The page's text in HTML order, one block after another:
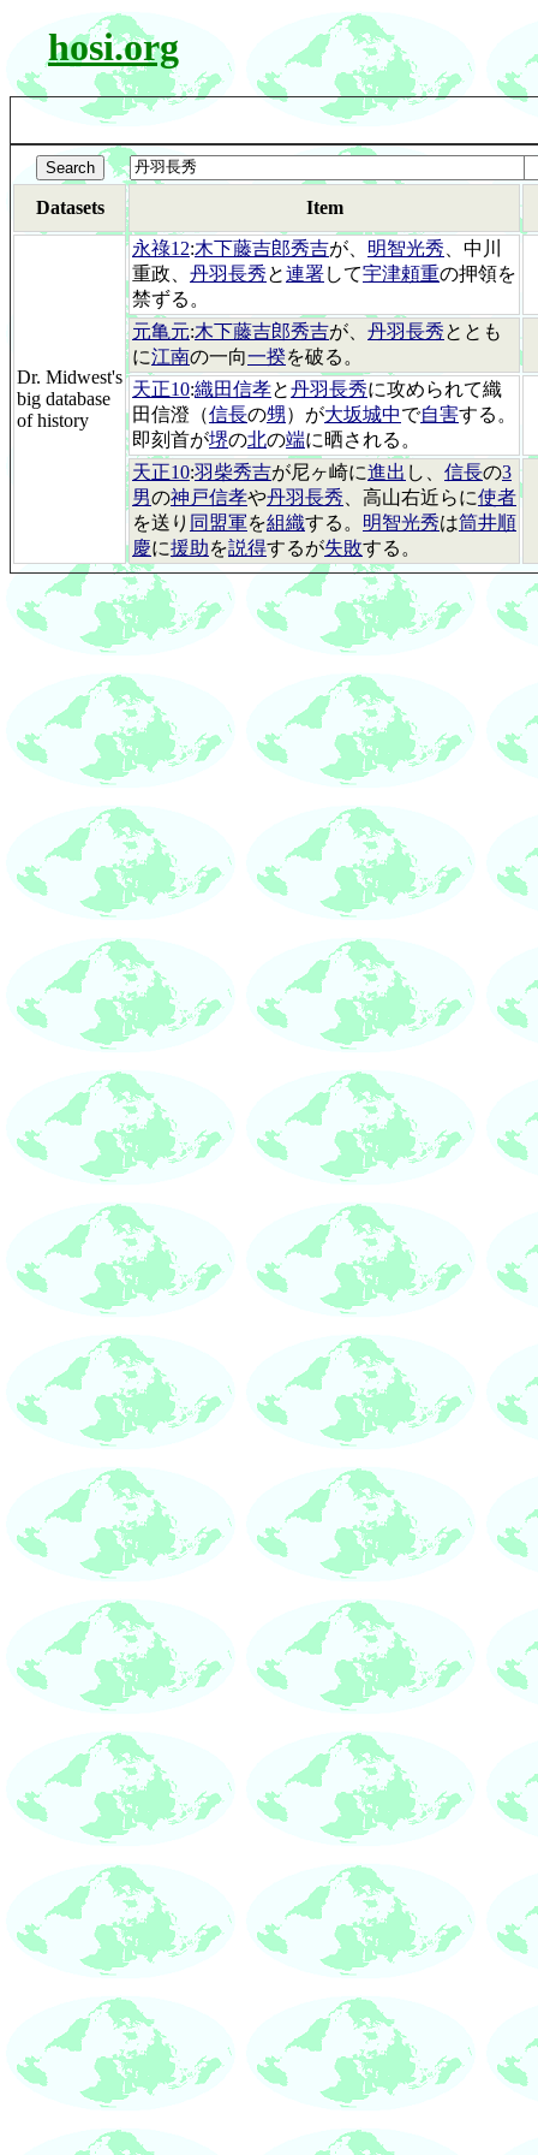
hosi.org
Datasets Item
Dr. Midwest's
big database
of history
永祿12:木下藤吉郎秀吉が、 明智光秀 、中川
重政、 丹羽長秀と連署して宇津頼重の押領を
禁ずる。
元亀元:木下藤吉郎秀吉が、 丹羽長秀ととも
に江南の一向一揆を破る。
天正10:織田信孝と丹羽長秀に攻められて織
田信澄（信長の甥）が大坂城中で自害する。
即刻首が堺の北の端に晒される。
天正10:羽柴秀吉が尼ヶ崎に進出 し、 信長の3
男の神戸信孝や丹羽長秀 、高山右近らに使者
を送り 同盟軍を組織する。 明智光秀は筒井順
慶に援助を説得するが失敗する。